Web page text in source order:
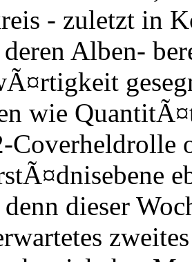
- zuletzt in
Alben-
wie
dieser